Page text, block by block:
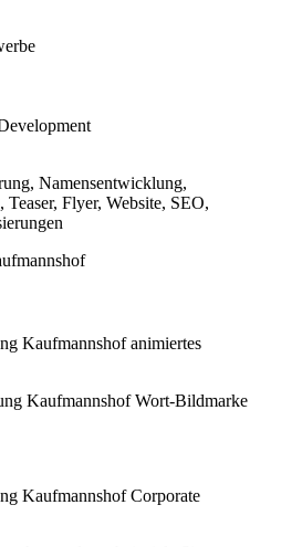
Namensentwicklung,
Flyer, Website, SEO,